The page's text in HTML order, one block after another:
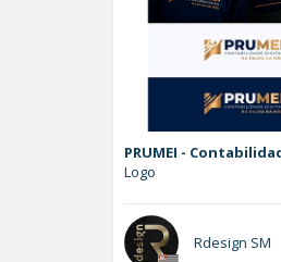
PRUMEI -
Logo
Rdesign SM